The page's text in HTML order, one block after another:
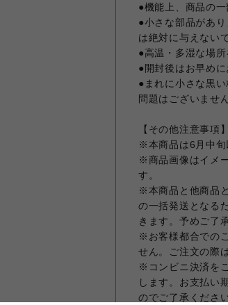
●機能上、商品の
●小さな部品があ
は絶対に与えない
●高温・多湿な場所
●開封後はお早め
●まれに小さな黒
問題はございません
【その他注意事項】
※本商品は6月中旬
※商品画像はイメ
す。
※本商品と他商品
の一括発送となる
きます。予めご了
※お客様都合での
せん。ご注文の際
※コンビニ決済を
します。お支払い
のでご了承ください